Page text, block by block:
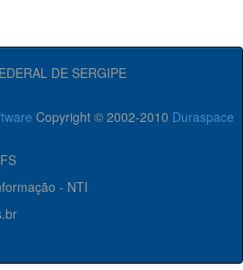
DE SERGIPE
Copyright © 2002-2010 Duraspace
- NTI